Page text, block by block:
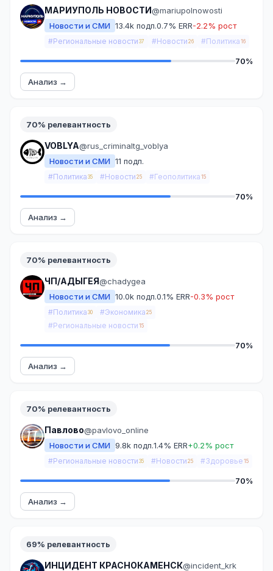
МАРИУПОЛЬ НОВОСТИ@mariupolnowosti
Новости и СМИ 13.4k подп.0.7% ERR-2.2% рост
#Региональные новости 37 #Новости 26 #Политика 16
70%
Анализ →
70% релевантность
VOBLYA@rus_criminaltg_voblya
Новости и СМИ 11 подп.
#Политика 35 #Новости 25 #Геополитика 15
70%
Анализ →
70% релевантность
ЧП/АДЫГЕЯ@chadygea
Новости и СМИ 10.0k подп.0.1% ERR-0.3% рост
#Политика 30 #Экономика 25
#Региональные новости 15
70%
Анализ →
70% релевантность
Павлово@pavlovo_online
Новости и СМИ 9.8k подп.1.4% ERR+0.2% рост
#Региональные новости 35 #Новости 25 #Здоровье 15
70%
Анализ →
69% релевантность
ИНЦИДЕНТ КРАСНОКАМЕНСК@incident_krk